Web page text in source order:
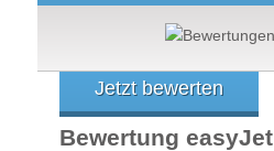
Jetzt bewerten
Bewertung easyJet